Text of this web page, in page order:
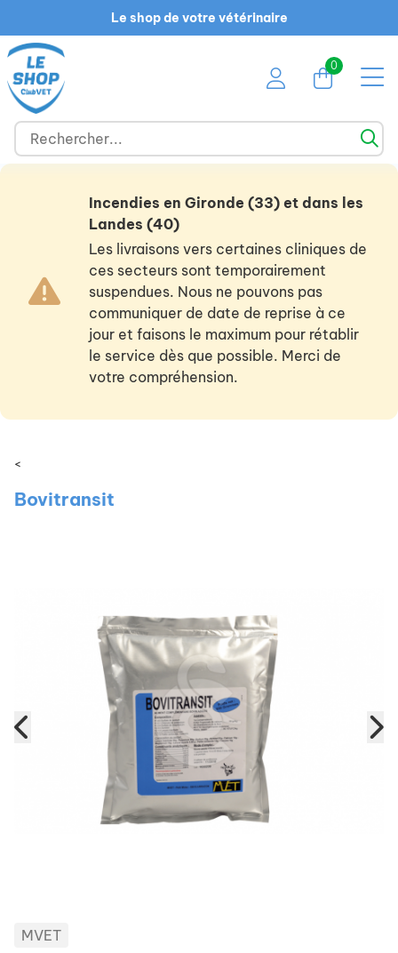
Le shop de votre vétérinaire
0
Incendies en Gironde (33) et dans les
Landes (40)
Les livraisons vers certaines cliniques de
ces secteurs sont temporairement
suspendues. Nous ne pouvons pas
communiquer de date de reprise à ce
jour et faisons le maximum pour rétablir
le service dès que possible. Merci de
votre compréhension.
<
Bovitransit
MVET